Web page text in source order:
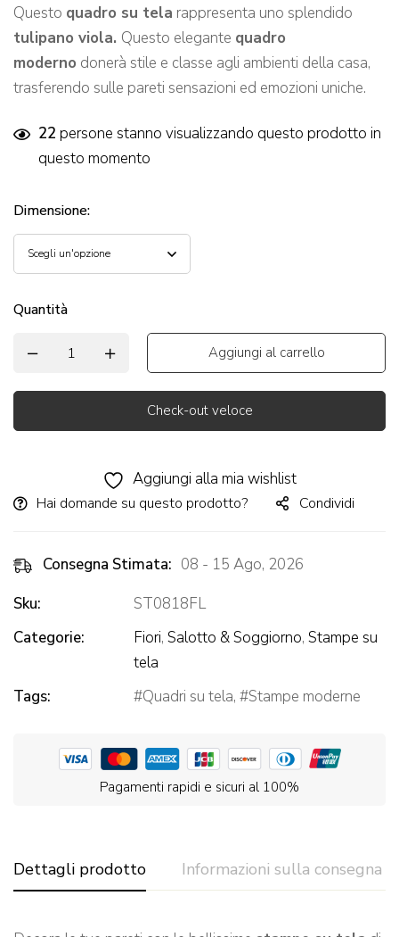
Questo quadro su tela rappresenta uno splendido
tulipano viola. Questo elegante quadro
moderno donerà stile e classe agli ambienti della casa,
trasferendo sulle pareti sensazioni ed emozioni uniche.
22 persone stanno visualizzando questo prodotto in
questo momento
Dimensione:
Quantità
Aggiungi al carrello
Check-out veloce
Aggiungi alla mia wishlist
Hai domande su questo prodotto? Condividi
Consegna Stimata: 08 - 15 Ago, 2026
Sku:
ST0818FL
Categorie:
Fiori, Salotto & Soggiorno, Stampe su
tela
Tags:
Quadri su tela, Stampe moderne
Pagamenti rapidi e sicuri al 100%
Dettagli prodotto Informazioni sulla consegna